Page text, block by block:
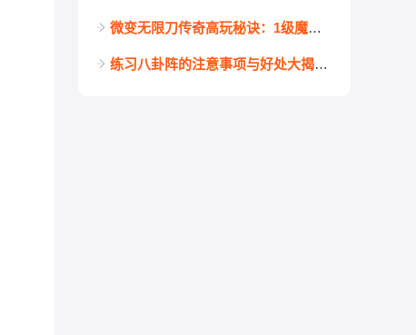
微变无限刀传奇高玩秘诀：1级魔血石为何成标配？
练习八卦阵的注意事项与好处大揭秘！新手必看的趣味玩法攻略